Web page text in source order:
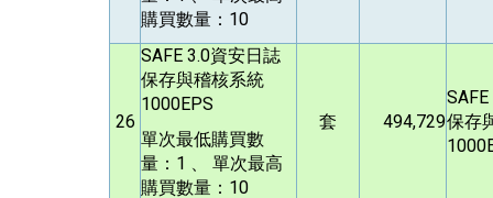
購買數量：10
26
SAFE 3.0資安日誌
保存與稽核系統
1000EPS
單次最低購買數
量：1 、 單次最高
購買數量：10
套 494,729
SAFE
保存